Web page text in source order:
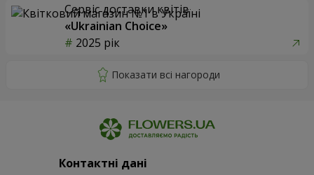
Сервіс доставки квітів
«Ukrainian Choice»
2025 рік
Контактні дані